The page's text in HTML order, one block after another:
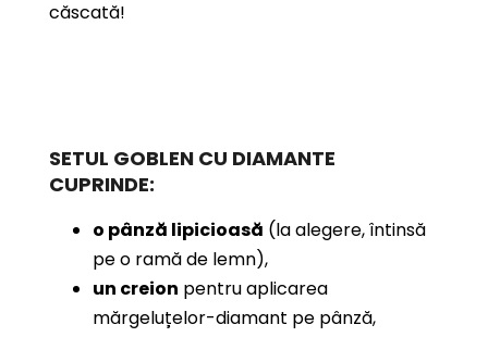
căscată!
SETUL GOBLEN CU DIAMANTE
CUPRINDE:
o pânză lipicioasă (la alegere, întinsă
pe o ramă de lemn),
un creion pentru aplicarea
mărgeluțelor-diamant pe pânză,